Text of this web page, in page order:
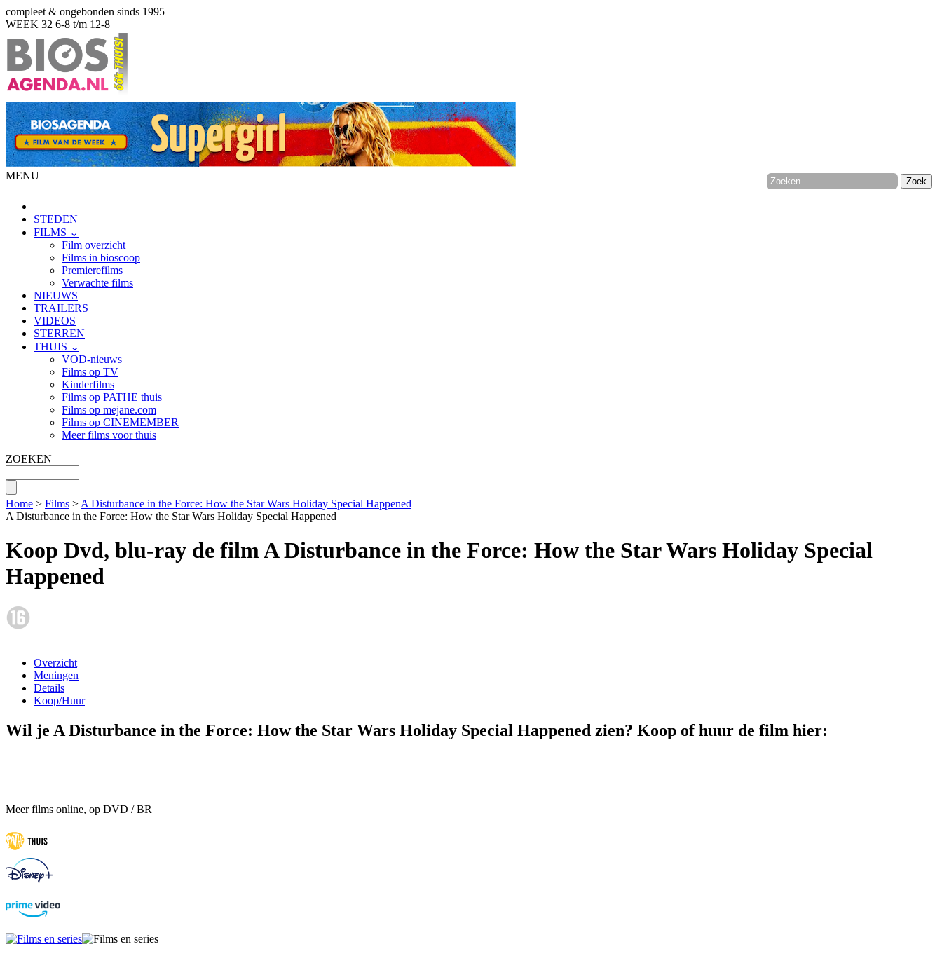
compleet & ongebonden sinds 1995
WEEK 32 6-8 t/m 12-8
MENU
STEDEN
FILMS ⌄
Film overzicht
Films in bioscoop
Premierefilms
Verwachte films
NIEUWS
TRAILERS
VIDEOS
STERREN
THUIS ⌄
VOD-nieuws
Films op TV
Kinderfilms
Films op PATHE thuis
Films op mejane.com
Films op CINEMEMBER
Meer films voor thuis
ZOEKEN
Home > Films > A Disturbance in the Force: How the Star Wars Holiday Special Happened
A Disturbance in the Force: How the Star Wars Holiday Special Happened
Koop Dvd, blu-ray de film A Disturbance in the Force: How the Star Wars Holiday Special
Happened
Overzicht
Meningen
Details
Koop/Huur
Wil je A Disturbance in the Force: How the Star Wars Holiday Special Happened zien? Koop of huur de film hier:
Meer films online, op DVD / BR